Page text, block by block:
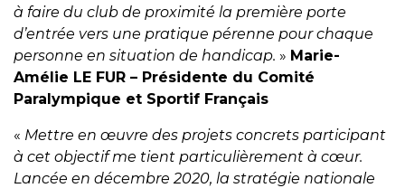
à faire du club de proximité la première porte
d’entrée vers une pratique pérenne pour chaque
personne en situation de handicap. » Marie-
Amélie LE FUR – Présidente du Comité
Paralympique et Sportif Français
« Mettre en œuvre des projets concrets participant
à cet objectif me tient particulièrement à cœur.
Lancée en décembre 2020, la stratégie nationale